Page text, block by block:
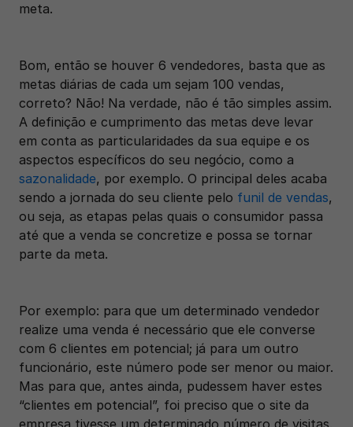
meta.
Bom, então se houver 6 vendedores, basta que as
metas diárias de cada um sejam 100 vendas,
correto? Não! Na verdade, não é tão simples assim.
A definição e cumprimento das metas deve levar
em conta as particularidades da sua equipe e os
sazonalidade, por exemplo. O principal deles acaba
sendo a jornada do seu cliente pelo funil de vendas,
ou seja, as etapas pelas quais o consumidor passa
até que a venda se concretize e possa se tornar
parte da meta.
Por exemplo: para que um determinado vendedor
realize uma venda é necessário que ele converse
com 6 clientes em potencial; já para um outro
funcionário, este número pode ser menor ou maior.
Mas para que, antes ainda, pudessem haver estes
“clientes em potencial”, foi preciso que o site da